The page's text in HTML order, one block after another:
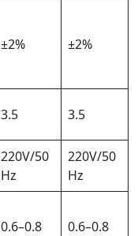
±2% ±2%
3.5 3.5
220V/50
Hz
220V/50
Hz
0.6–0.8 0.6–0.8